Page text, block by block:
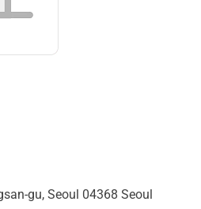
gu, Seoul 04368 Seoul